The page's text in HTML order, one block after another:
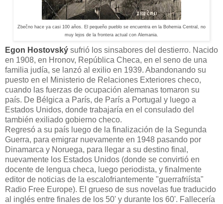
Zbečno hace ya casi 100 años. El pequeño pueblo se encuentra en la Bohemia Central, no
muy lejos de la frontera actual con Alemania.
Egon Hostovský sufrió los sinsabores del destierro. Nacido
en 1908, en Hronov, República Checa, en el seno de una
familia judía, se lanzó al exilio en 1939. Abandonando su
puesto en el Ministerio de Relaciones Exteriores checo,
cuando las fuerzas de ocupación alemanas tomaron su
país. De Bélgica a París, de París a Portugal y luego a
Estados Unidos, donde trabajaría en el consulado del
también exiliado gobierno checo.
Regresó a su país luego de la finalización de la Segunda
Guerra, para emigrar nuevamente en 1948 pasando por
Dinamarca y Noruega, para llegar a su destino final,
nuevamente los Estados Unidos (donde se convirtió en
docente de lengua checa, luego periodista, y finalmente
editor de noticias de la escalofriantemente "guerrafriísta"
Radio Free Europe). El grueso de sus novelas fue traducido
al inglés entre finales de los 50' y durante los 60'. Fallecería